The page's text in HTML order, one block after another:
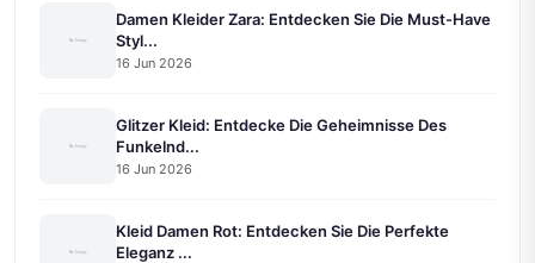
Damen Kleider Zara: Entdecken Sie Die Must-Have
Styl...
16 Jun 2026
Glitzer Kleid: Entdecke Die Geheimnisse Des
Funkelnd...
16 Jun 2026
Kleid Damen Rot: Entdecken Sie Die Perfekte
Eleganz ...